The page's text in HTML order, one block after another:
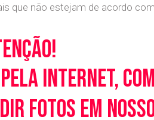
que não estejam de acordo
Internet,
fotos em